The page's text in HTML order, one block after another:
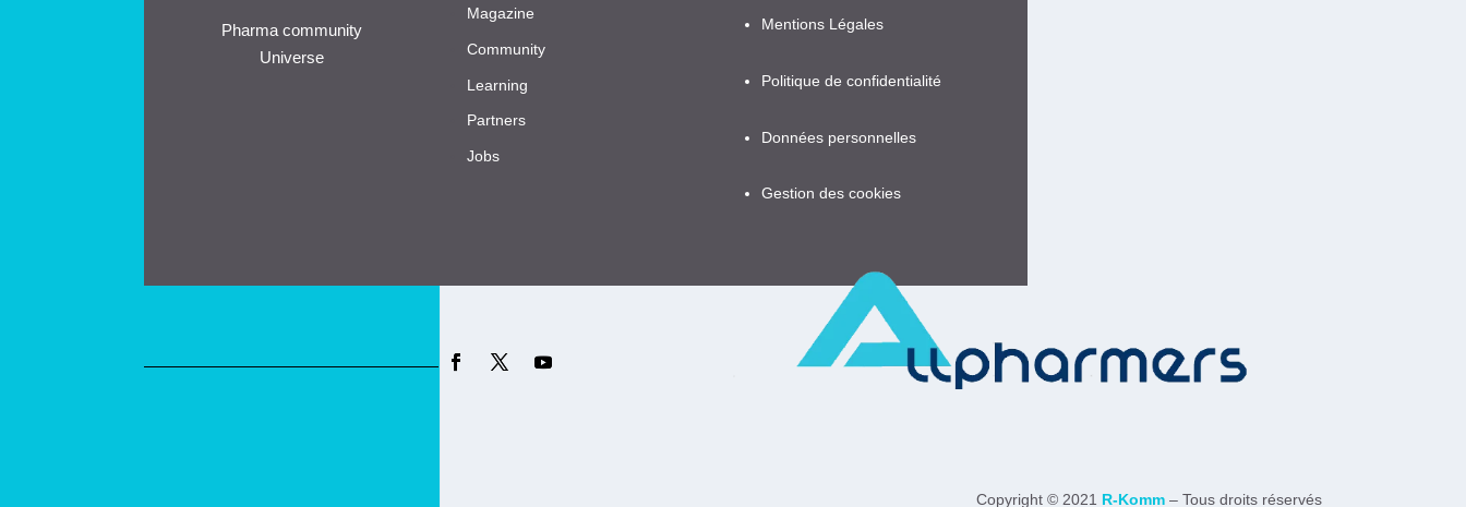
Pharma community
Universe
Magazine
Community
Learning
Partners
Jobs
Mentions Légales
Politique de confidentialité
Données personnelles
Gestion des cookies
Copyright © 2021 R-Komm – Tous droits réservés